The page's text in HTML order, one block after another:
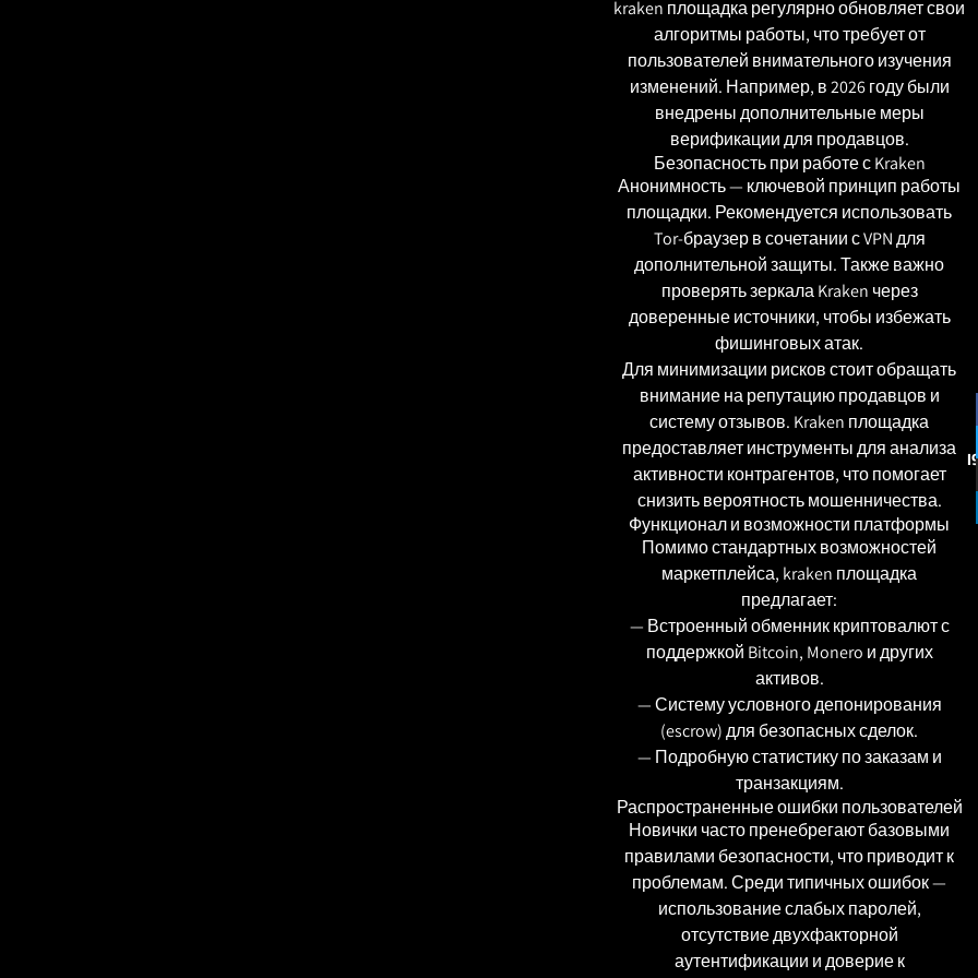
kraken площадка регулярно обновляет свои
алгоритмы работы, что требует от
пользователей внимательного изучения
изменений. Например, в 2026 году были
внедрены дополнительные меры
верификации для продавцов.
Безопасность при работе с Kraken
Анонимность — ключевой принцип работы
площадки. Рекомендуется использовать
Tor-браузер в сочетании с VPN для
дополнительной защиты. Также важно
проверять зеркала Kraken через
доверенные источники, чтобы избежать
фишинговых атак.
Для минимизации рисков стоит обращать
внимание на репутацию продавцов и
систему отзывов. Kraken площадка
предоставляет инструменты для анализа
активности контрагентов, что помогает
снизить вероятность мошенничества.
Функционал и возможности платформы
Помимо стандартных возможностей
маркетплейса, kraken площадка
предлагает:
— Встроенный обменник криптовалют с
поддержкой Bitcoin, Monero и других
активов.
— Систему условного депонирования
(escrow) для безопасных сделок.
— Подробную статистику по заказам и
транзакциям.
Распространенные ошибки пользователей
Новички часто пренебрегают базовыми
правилами безопасности, что приводит к
проблемам. Среди типичных ошибок —
использование слабых паролей,
отсутствие двухфакторной
аутентификации и доверие к